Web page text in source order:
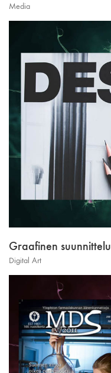
Media
Graafinen suunnittelu
Digital Art